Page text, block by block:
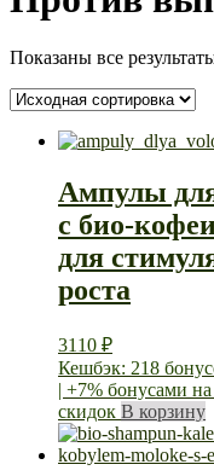
Показаны все
Ампулы
с био-
для
роста
3110 ₽
Кешбэк: 218
| +7% бонусами
скидок В корзину